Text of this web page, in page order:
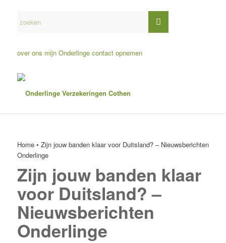
over ons mijn Onderlinge contact opnemen
Home• Zijn jouw banden klaar voor Duitsland? – Nieuwsberichten
Onderlinge
Zijn jouw banden klaar
voor Duitsland? –
Nieuwsberichten
Onderlinge